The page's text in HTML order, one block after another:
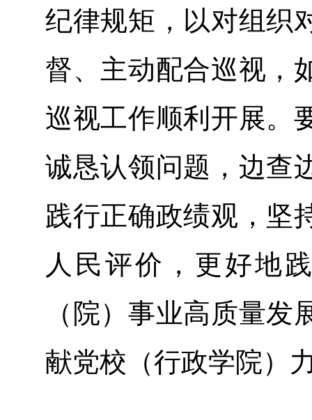
纪律规矩，以对组织
督、主动配合巡视，
巡视工作顺利开展。
诚恳认领问题，边查
践行正确政绩观，坚
人民评价，更好地
（院）事业高质量
献党校（行政学院）